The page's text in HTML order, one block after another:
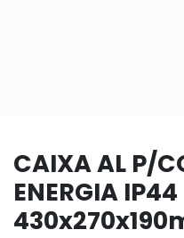
CAIXA AL P/
ENERGIA IP44